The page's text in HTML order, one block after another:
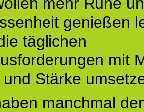
genießen
täglichen
mit
und Stärke
manchmal